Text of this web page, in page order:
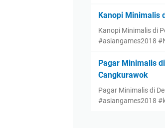
Kanopi Minimalis
Kanopi Minimalis di
#asiangames2018
Pagar Minimalis
Cangkurawok
Pagar Minimalis di
#asiangames2018